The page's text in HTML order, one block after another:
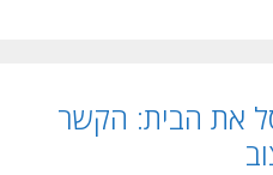
את הבית: הקשר